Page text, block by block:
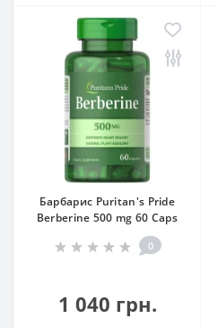
Барбарис Puritan's Pride
Berberine 500 mg 60 Caps
0
1 040 грн.